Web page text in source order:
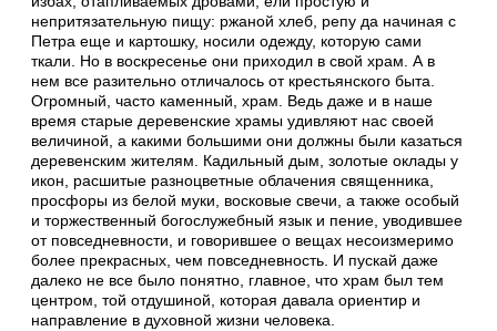
непритязательную пищу: ржаной хлеб, репу да начиная с
Петра еще и картошку, носили одежду, которую сами
ткали. Но в воскресенье они приходил в свой храм. А в
нем все разительно отличалось от крестьянского быта.
Огромный, часто каменный, храм. Ведь даже и в наше
время старые деревенские храмы удивляют нас своей
величиной, а какими большими они должны были казаться
деревенским жителям. Кадильный дым, золотые оклады у
икон, расшитые разноцветные облачения священника,
просфоры из белой муки, восковые свечи, а также особый
и торжественный богослужебный язык и пение, уводившее
от повседневности, и говорившее о вещах несоизмеримо
более прекрасных, чем повседневность. И пускай даже
далеко не все было понятно, главное, что храм был тем
центром, той отдушиной, которая давала ориентир и
направление в духовной жизни человека.